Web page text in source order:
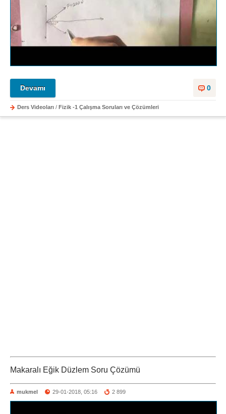
0
Devamı
Ders Videoları / Fizik -1 Çalışma Soruları ve Çözümleri
Makaralı Eğik Düzlem Soru Çözümü
mukmel 29-01-2018, 05:16 2 899